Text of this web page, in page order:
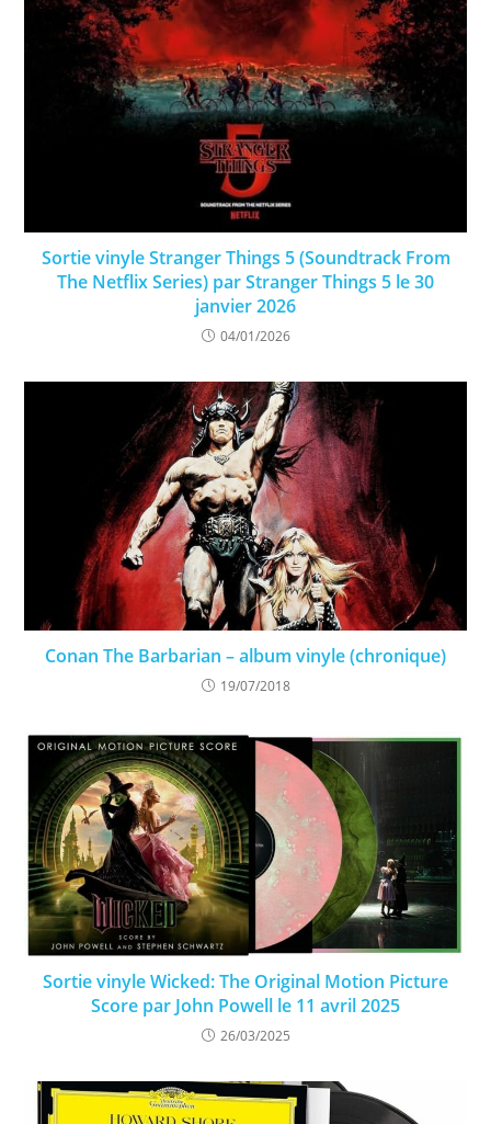
Sortie vinyle Stranger Things 5 (Soundtrack From
The Netflix Series) par Stranger Things 5 le 30
janvier 2026
04/01/2026
Conan The Barbarian – album vinyle (chronique)
19/07/2018
Sortie vinyle Wicked: The Original Motion Picture
Score par John Powell le 11 avril 2025
26/03/2025